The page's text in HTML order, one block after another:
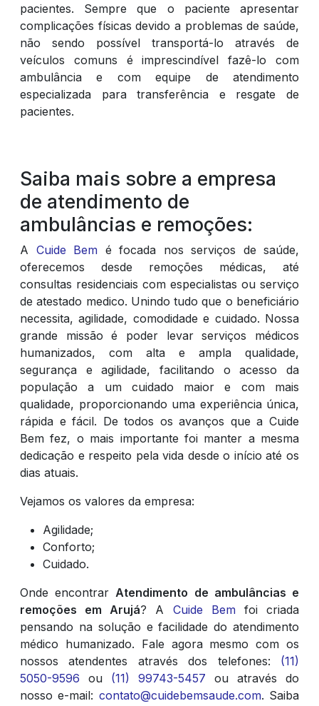
pacientes. Sempre que o paciente apresentar
complicações físicas devido a problemas de saúde,
não sendo possível transportá-lo através de
veículos comuns é imprescindível fazê-lo com
ambulância e com equipe de atendimento
especializada para transferência e resgate de
pacientes.
Saiba mais sobre a empresa
de atendimento de
ambulâncias e remoções:
A Cuide Bem é focada nos serviços de saúde,
oferecemos desde remoções médicas, até
consultas residenciais com especialistas ou serviço
de atestado medico. Unindo tudo que o beneficiário
necessita, agilidade, comodidade e cuidado. Nossa
grande missão é poder levar serviços médicos
humanizados, com alta e ampla qualidade,
segurança e agilidade, facilitando o acesso da
população a um cuidado maior e com mais
qualidade, proporcionando uma experiência única,
rápida e fácil. De todos os avanços que a Cuide
Bem fez, o mais importante foi manter a mesma
dedicação e respeito pela vida desde o início até os
dias atuais.
Vejamos os valores da empresa:
Agilidade;
Conforto;
Cuidado.
Onde encontrarAtendimento de ambulâncias e
remoções em Arujá? A Cuide Bemfoi criada
pensando na solução e facilidade do atendimento
médico humanizado. Fale agora mesmo com os
nossos atendentes através dos telefones: (11)
5050-9596 ou (11) 99743-5457 ou através do
nosso e-mail: contato@cuidebemsaude.com. Saiba